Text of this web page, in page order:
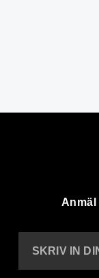
Anmäl
SKRIV IN